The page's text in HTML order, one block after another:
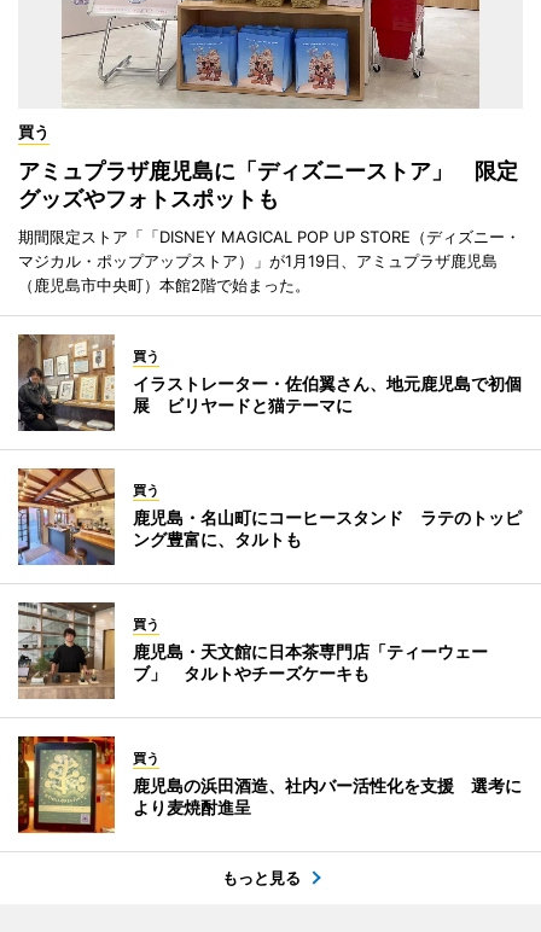
買う
アミュプラザ鹿児島に「ディズニーストア」 限定
グッズやフォトスポットも
期間限定ストア「「DISNEY MAGICAL POP UP STORE（ディズニー・
マジカル・ポップアップストア）」が1月19日、アミュプラザ鹿児島
（鹿児島市中央町）本館2階で始まった。
買う
イラストレーター・佐伯翼さん、地元鹿児島で初個
展 ビリヤードと猫テーマに
買う
鹿児島・名山町にコーヒースタンド ラテのトッピ
ング豊富に、タルトも
買う
鹿児島・天文館に日本茶専門店「ティーウェー
ブ」 タルトやチーズケーキも
買う
鹿児島の浜田酒造、社内バー活性化を支援 選考に
より麦焼酎進呈
もっと見る